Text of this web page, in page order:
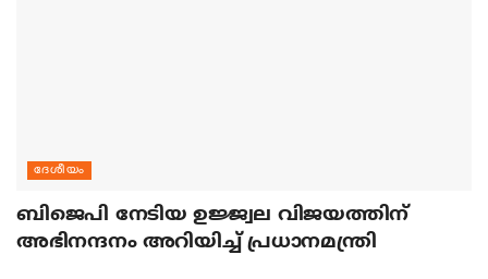
ദേശീയം
ബിജെപി നേടിയ ഉജ്ജ്വല വിജയത്തിന്
അഭിനന്ദനം അറിയിച്ച് പ്രധാനമന്ത്രി